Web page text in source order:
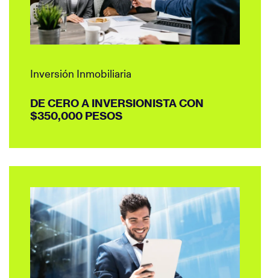
College Football Jerseys
Inversión Inmobiliaria
DE CERO A INVERSIONISTA CON
$350,000 PESOS